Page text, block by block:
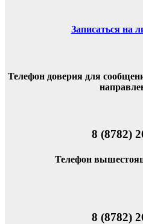
Записаться на
Телефон доверия для
8 (8782)
Телефон
8 (8782)